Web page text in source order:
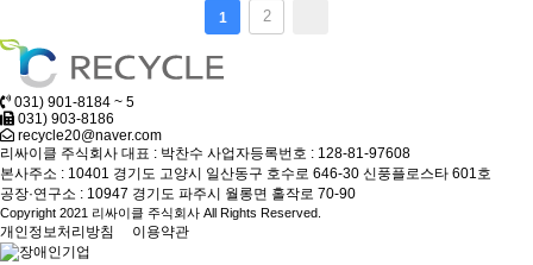
1 2
031) 901-8184 ~ 5
031) 903-8186
recycle20@naver.com
리싸이클 주식회사 대표 : 박찬수 사업자등록번호 : 128-81-97608
본사주소 : 10401 경기도 고양시 일산동구 호수로 646-30 신풍플로스타 601호
공장·연구소 : 10947 경기도 파주시 월롱면 홀작로 70-90
Copyright 2021 리싸이클 주식회사 All Rights Reserved.
개인정보처리방침 이용약관